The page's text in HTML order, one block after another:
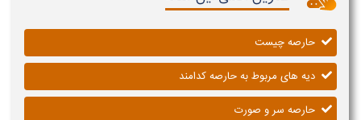
حارصه چیست
دیه های مربوط به حارصه کدامند
حارصه سر و صورت